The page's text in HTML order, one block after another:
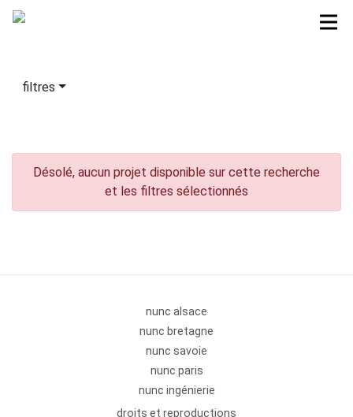
filtres
Désolé, aucun projet disponible sur cette recherche
et les filtres sélectionnés
nunc alsace
nunc bretagne
nunc savoie
nunc paris
nunc ingénierie
droits et reproductions